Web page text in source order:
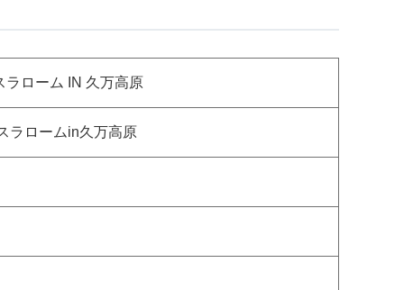
ローム IN 久万高原
ラロームin久万高原